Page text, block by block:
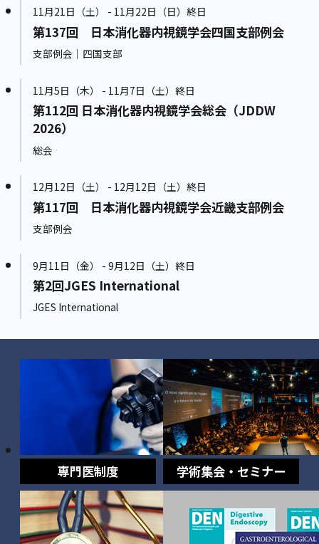
11月21日（土） - 11月22日（日）終日
第137回 日本消化器内視鏡学会四国支部例会
支部例会｜四国支部
11月5日（木） - 11月7日（土）終日
第112回 日本消化器内視鏡学会総会（JDDW
2026）
総会
12月12日（土） - 12月12日（土）終日
第117回 日本消化器内視鏡学会近畿支部例会
支部例会
9月11日（金） - 9月12日（土）終日
第2回JGES International
JGES International
専門医制度 学術集会・セミナー